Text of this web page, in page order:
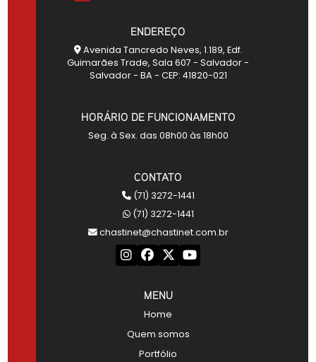
ENDEREÇO
Avenida Tancredo Neves, 1.189, Edf.
Guimarães Trade, Sala 607 - Salvador -
Salvador - BA - CEP: 41820-021
HORÁRIO DE FUNCIONAMENTO
Seg. à Sex. das 08h00 às 18h00
CONTATO
(71) 3272-1441
(71) 3272-1441
chastinet@chastinet.com.br
MENU
Home
Quem somos
Portfólio